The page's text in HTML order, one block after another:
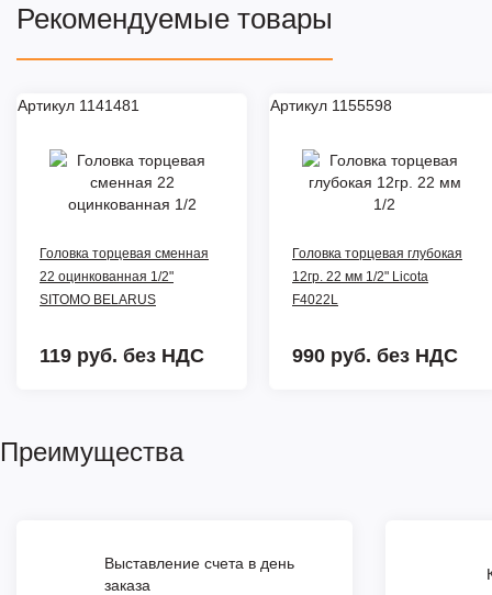
Рекомендуемые товары
Артикул 1141481
Головка торцевая сменная
22 оцинкованная 1/2"
SITOMO BELАRUS
119 руб. без НДС
Артикул 1155598
Головка торцевая глубокая
12гр. 22 мм 1/2" Licota
F4022L
990 руб. без НДС
Преимущества
Выставление счета в день
заказа